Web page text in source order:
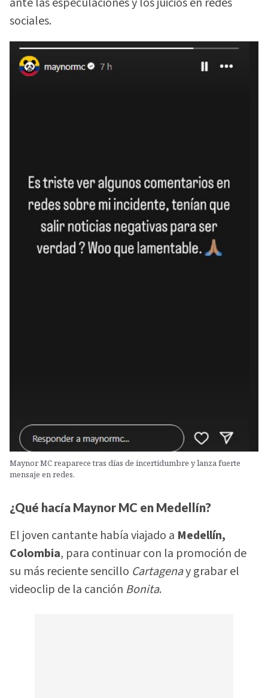
sociales.
Maynor MC reaparece tras días de incertidumbre y lanza fuerte
mensaje en redes.
¿Qué hacía Maynor MC en Medellín?
El joven cantante había viajado a Medellín,
Colombia, para continuar con la promoción de
su más reciente sencillo Cartagenay grabar el
videoclip de la canción Bonita.